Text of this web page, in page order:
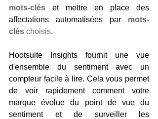
mots-clés et mettre en place des
affectations automatisées par mots-
clés choisis.
Hootsuite Insights fournit une vue
d'ensemble du sentiment avec un
compteur facile à lire. Cela vous permet
de voir rapidement comment votre
marque évolue du point de vue du
sentiment et de surveiller les